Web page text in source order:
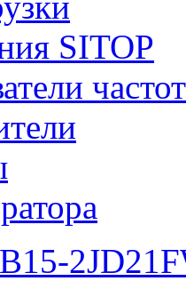
SITOP
2JD2